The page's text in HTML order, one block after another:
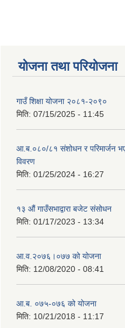
योजना तथा परियोजना
गाउँ शिक्षा योजना २०८१-२०९०
मिति: 07/15/2025 - 11:45
आ.ब.०८०/८१ संशोधन र परिमार्जन
विवरण
मिति: 01/25/2024 - 16:27
१३ औं गाउँसभाद्वारा बजेट संसोधन
मिति: 01/17/2023 - 13:34
आ‍.व.२०७६।०७७ को योजना
मिति: 12/08/2020 - 08:41
आ.ब. ०७५-०७६ को योजना
मिति: 10/21/2018 - 11:17